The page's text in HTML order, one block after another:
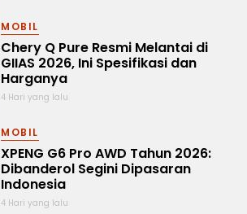
MOBIL
Chery Q Pure Resmi Melantai di
GIIAS 2026, Ini Spesifikasi dan
Harganya
4 Hari yang lalu
MOBIL
XPENG G6 Pro AWD Tahun 2026:
Dibanderol Segini Dipasaran
Indonesia
4 Hari yang lalu